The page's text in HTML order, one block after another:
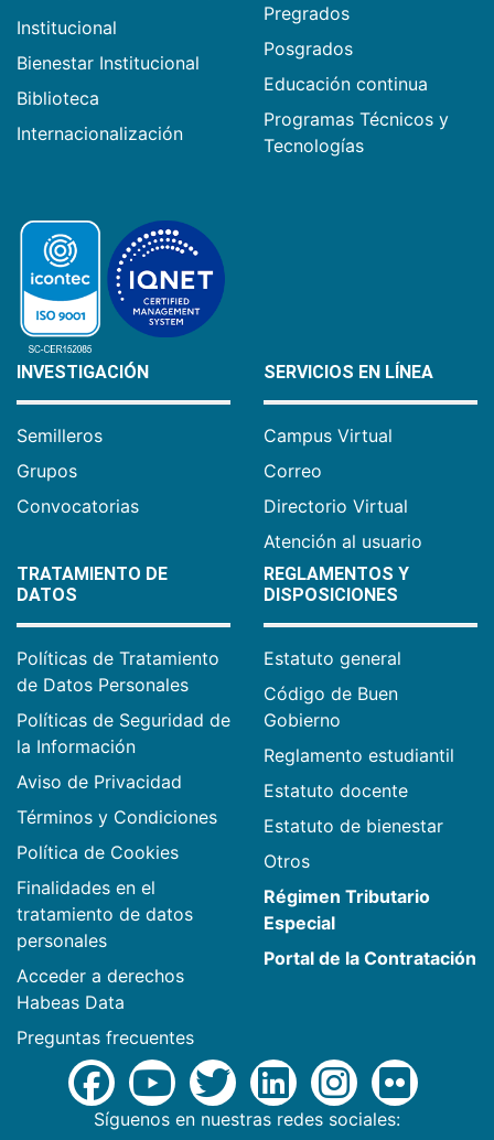
Institucional
Bienestar Institucional
Biblioteca
Internacionalización
Pregrados
Posgrados
Educación continua
Programas Técnicos y
Tecnologías
INVESTIGACIÓN
Semilleros
Grupos
Convocatorias
SERVICIOS EN LÍNEA
Campus Virtual
Correo
Directorio Virtual
Atención al usuario
TRATAMIENTO DE
DATOS
Políticas de Tratamiento
de Datos Personales
Políticas de Seguridad de
la Información
Aviso de Privacidad
Términos y Condiciones
Política de Cookies
Finalidades en el
tratamiento de datos
personales
Acceder a derechos
Habeas Data
Preguntas frecuentes
REGLAMENTOS Y
DISPOSICIONES
Estatuto general
Código de Buen
Gobierno
Reglamento estudiantil
Estatuto docente
Estatuto de bienestar
Otros
Régimen Tributario
Especial
Portal de la Contratación
Síguenos en nuestras redes sociales: